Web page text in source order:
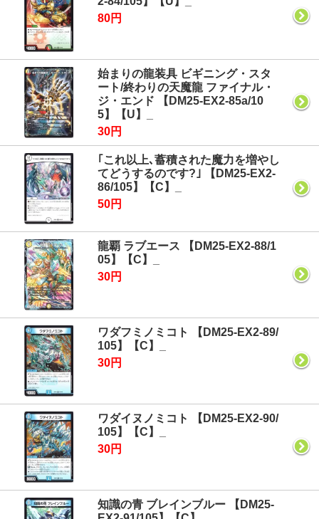
80円
始まりの龍装具 ビギニング・スタ
ート/終わりの天魔龍 ファイナル・
ジ・エンド 【DM25-EX2-85a/10
5】【U】_
30円
｢これ以上､蓄積された魔力を増やし
てどうするのです?｣ 【DM25-EX2-
86/105】【C】_
50円
龍覇 ラブエース 【DM25-EX2-88/1
05】【C】_
30円
ワダフミノミコト 【DM25-EX2-89/
105】【C】_
30円
ワダイヌノミコト 【DM25-EX2-90/
105】【C】_
30円
知識の青 ブレインブルー 【DM25-